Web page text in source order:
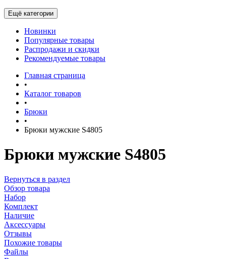
Ещё категории
Новинки
Популярные товары
Распродажи и скидки
Рекомендуемые товары
Главная страница
•
Каталог товаров
•
Брюки
•
Брюки мужские S4805
Брюки мужские S4805
Вернуться в раздел
Обзор товара
Набор
Комплект
Наличие
Аксессуары
Отзывы
Похожие товары
Файлы